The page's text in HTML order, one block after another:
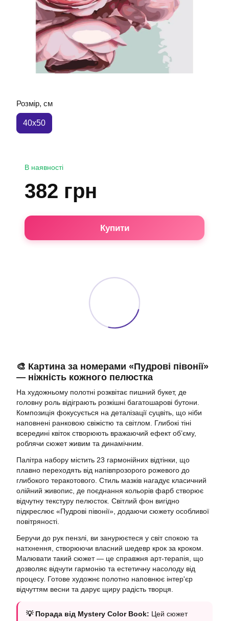
Розмір, см
40x50
В наявності
382 грн
Купити
🎨 Картина за номерами «Пудрові півонії»
— ніжність кожного пелюстка
На художньому полотні розквітає пишний букет, де
головну роль відіграють розкішні багатошарові бутони.
Композиція фокусується на деталізації суцвіть, що ніби
наповнені ранковою свіжістю та світлом. Глибокі тіні
всередині квіток створюють вражаючий ефект об’єму,
роблячи сюжет живим та динамічним.
Палітра набору містить 23 гармонійних відтінки, що
плавно переходять від напівпрозорого рожевого до
глибокого теракотового. Стиль мазків нагадує класичний
олійний живопис, де поєднання кольорів фарб створює
відчутну текстуру пелюсток. Світлий фон вигідно
підкреслює «Пудрові півонії», додаючи сюжету особливої
повітряності.
Беручи до рук пензлі, ви занурюєтеся у світ спокою та
натхнення, створюючи власний шедевр крок за кроком.
Малювати такий сюжет — це справжня арт-терапія, що
дозволяє відчути гармонію та естетичну насолоду від
процесу. Готове художнє полотно наповнює інтер'єр
відчуттям весни та дарує щиру радість творця.
💡 Порада від Mystery Color Book: Цей сюжет